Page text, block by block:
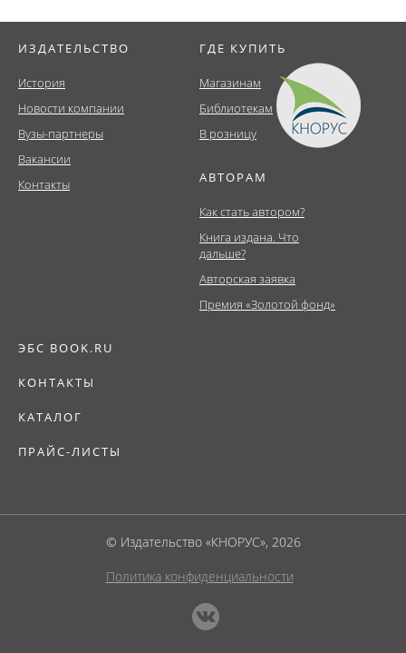
ИЗДАТЕЛЬСТВО
История
Новости компании
Вузы-партнеры
Вакансии
Контакты
ГДЕ КУПИТЬ
Магазинам
Библиотекам
В розницу
АВТОРАМ
Как стать автором?
Книга издана. Что
дальше?
Авторская заявка
Премия «Золотой фонд»
ЭБС BOOK.RU
КОНТАКТЫ
КАТАЛОГ
ПРАЙС-ЛИСТЫ
© Издательство «КНОРУС», 2026
Политика конфиденциальности